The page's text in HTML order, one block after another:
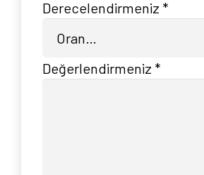
Anasayfa
Derecelendirmeniz *
Değerlendirmeniz *